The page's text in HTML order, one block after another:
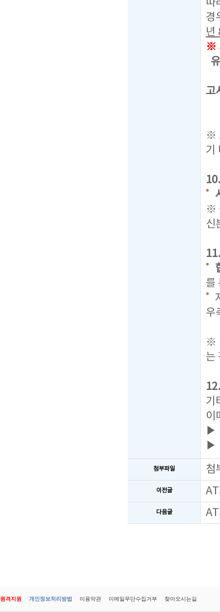
따
경
년
※
고
※
기
※
신
를
우
※
는
기
이
▶
▶
첨부파일 첨
이전글
다음글
원격지원 개인정보처리방법 이용약관 이메일무단수집거부 찾아오시는길